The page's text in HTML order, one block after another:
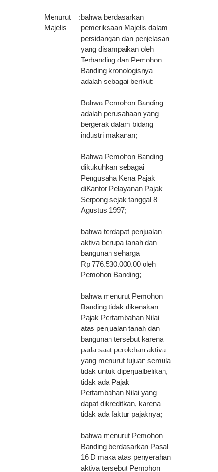
Menurut
Majelis
:bahwa berdasarkan
pemeriksaan Majelis dalam
persidangan dan penjelasan
yang disampaikan oleh
Terbanding dan Pemohon
Banding kronologisnya
adalah sebagai berikut:
Bahwa Pemohon Banding
adalah perusahaan yang
bergerak dalam bidang
industri makanan;
Bahwa Pemohon Banding
dikukuhkan sebagai
Pengusaha Kena Pajak
diKantor Pelayanan Pajak
Serpong sejak tanggal 8
Agustus 1997;
bahwa terdapat penjualan
aktiva berupa tanah dan
bangunan seharga
Rp.776.530.000,00 oleh
Pemohon Banding;
bahwa menurut Pemohon
Banding tidak dikenakan
Pajak Pertambahan Nilai
atas penjualan tanah dan
bangunan tersebut karena
pada saat perolehan aktiva
yang menurut tujuan semula
tidak untuk diperjualbelikan,
tidak ada Pajak
Pertambahan Nilai yang
dapat dikreditkan, karena
tidak ada faktur pajaknya;
bahwa menurut Pemohon
Banding berdasarkan Pasal
16 D maka atas penyerahan
aktiva tersebut Pemohon